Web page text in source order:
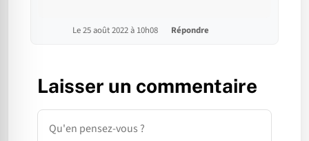
Le 25 août 2022 à 10h08 Répondre
Laisser un commentaire
Commentaire